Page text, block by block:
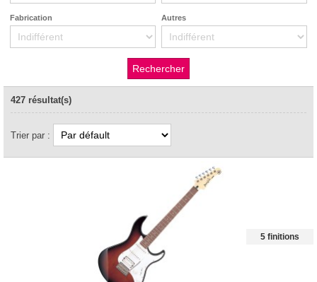
Fabrication Autres
427 résultat(s)
Trier par :
5 finitions